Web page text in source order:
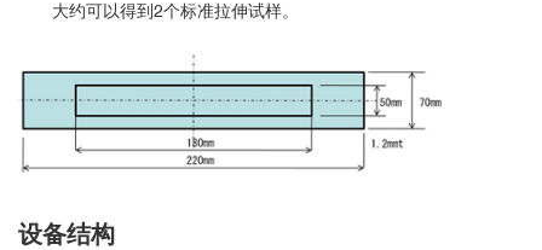
大约可以得到2个标准拉伸试样。
设备结构